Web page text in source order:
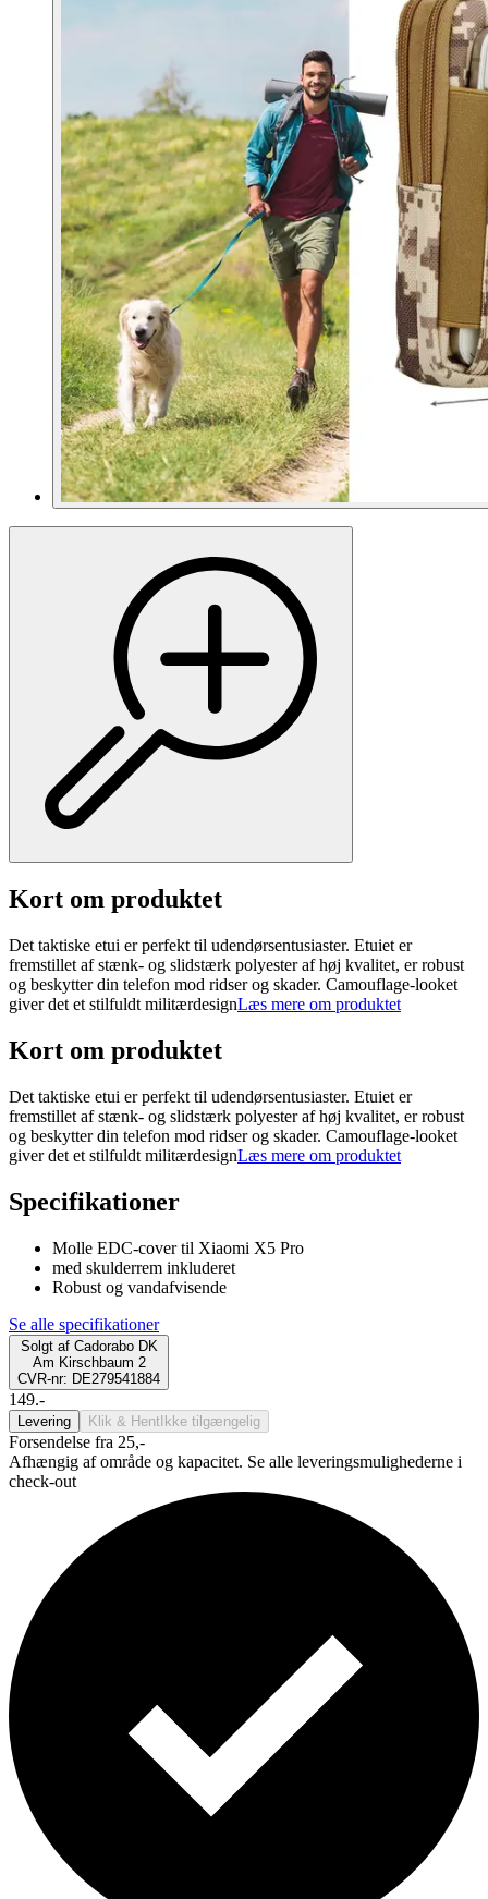
Kort om produktet
Det taktiske etui er perfekt til udendørsentusiaster. Etuiet er
fremstillet af stænk- og slidstærk polyester af høj kvalitet, er robust
og beskytter din telefon mod ridser og skader. Camouflage-looket
giver det et stilfuldt militærdesignLæs mere om produktet
Kort om produktet
Det taktiske etui er perfekt til udendørsentusiaster. Etuiet er
fremstillet af stænk- og slidstærk polyester af høj kvalitet, er robust
og beskytter din telefon mod ridser og skader. Camouflage-looket
giver det et stilfuldt militærdesignLæs mere om produktet
Specifikationer
Molle EDC-cover til Xiaomi X5 Pro
med skulderrem inkluderet
Robust og vandafvisende
Se alle specifikationer
Solgt af Cadorabo DK
Am Kirschbaum 2
CVR-nr: DE279541884
149.-
Levering Klik & Hent Ikke tilgængelig
Forsendelse fra 25,-
Afhængig af område og kapacitet. Se alle leveringsmulighederne i
check-out